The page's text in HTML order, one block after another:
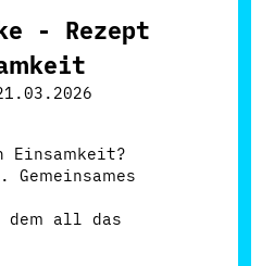
- Rezept
Einsamkeit?
Gemeinsames
dem all das